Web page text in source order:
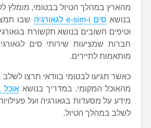
מהארץ במהלך הטיול בבטומי, מומלץ
בנושא סים ו-e-sim לגאורגיה
שבו
וטיפים חשובים בנושא תקשורת
חברות שמציעות שירותי סים
מותאמות לתיירים.
כאשר תגיעו לבטומי בוודאי תרצו לשלב
מהאוכל המקומי. במדריך בנושאאוכל
מידע על מסעדות בגאורגיה ועל
לשלב במהלך הטיול.